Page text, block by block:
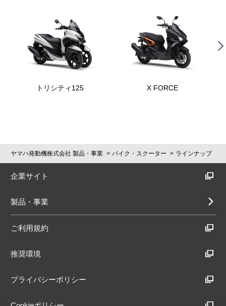
トリシティ125 X FORCE
ヤマハ発動機株式会社 製品・事業 バイク・スクーター ラインナップ
企業サイト
製品・事業
ご利用規約
推奨環境
プライバシーポリシー